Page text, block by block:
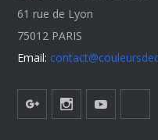
61 rue de Lyon
75012 PARIS
Email: